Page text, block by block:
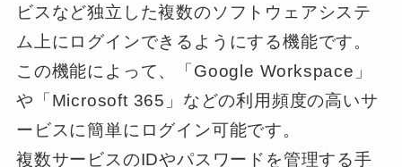
ビスなど独立した複数のソフトウェアシステ
ム上にログインできるようにする機能です。
この機能によって、「Google Workspace」
や「Microsoft 365」などの利用頻度の高いサ
ービスに簡単にログイン可能です。
複数サービスのIDやパスワードを管理する手